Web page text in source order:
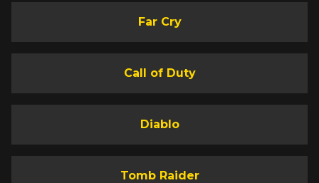
Far Cry
Call of Duty
Diablo
Tomb Raider